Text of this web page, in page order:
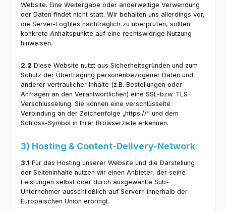
Website. Eine Weitergabe oder anderweitige Verwendung
der Daten findet nicht statt. Wir behalten uns allerdings vor,
die Server-Logfiles nachträglich zu überprüfen, sollten
konkrete Anhaltspunkte auf eine rechtswidrige Nutzung
hinweisen.
2.2 Diese Website nutzt aus Sicherheitsgründen und zum
Schutz der Übertragung personenbezogener Daten und
anderer vertraulicher Inhalte (z.B. Bestellungen oder
Anfragen an den Verantwortlichen) eine SSL-bzw. TLS-
Verschlüsselung. Sie können eine verschlüsselte
Verbindung an der Zeichenfolge „https://“ und dem
Schloss-Symbol in Ihrer Browserzeile erkennen.
3) Hosting & Content-Delivery-Network
3.1 Für das Hosting unserer Website und die Darstellung
der Seiteninhalte nutzen wir einen Anbieter, der seine
Leistungen selbst oder durch ausgewählte Sub-
Unternehmer ausschließlich auf Servern innerhalb der
Europäischen Union erbringt.